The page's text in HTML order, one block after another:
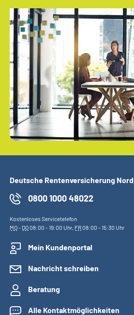
Deutsche Rentenversicherung Nord
0800 1000 48022
Kostenloses Servicetelefon
MO- DO08:00 - 19:00 Uhr, FR08:00 - 15:30 Uhr
Mein Kundenportal
Nachricht schreiben
Beratung
Alle Kontaktmöglichkeiten